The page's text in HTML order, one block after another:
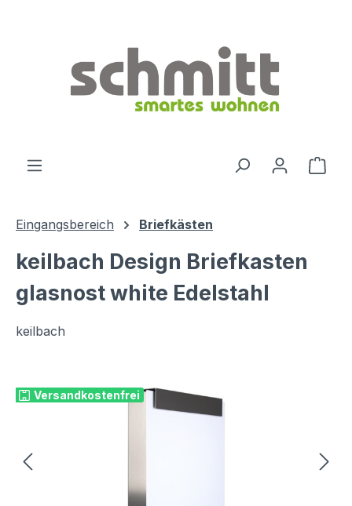
Eingangsbereich Briefkästen
keilbach Design Briefkasten
glasnost white Edelstahl
keilbach
Versandkostenfrei